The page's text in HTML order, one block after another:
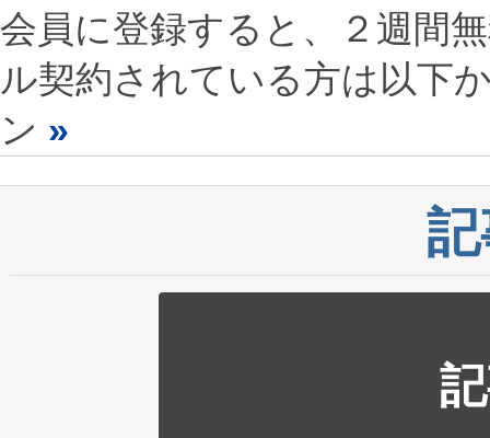
会員に登録すると、２週間
ル契約されている方は以下
ン »